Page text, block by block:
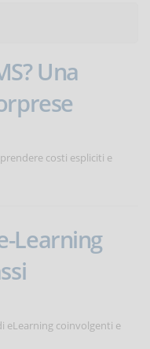
Una
costi espliciti e
Learning
eLearning coinvolgenti e